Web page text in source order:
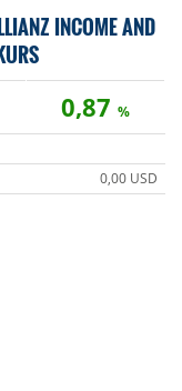
INCOME AND
0,87 %
0,00 USD